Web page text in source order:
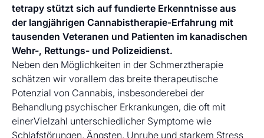
tetrapy stützt sich auf fundierte Erkenntnisse aus
der langjährigen Cannabistherapie-Erfahrung mit
tausenden Veteranen und Patienten im kanadischen
Wehr-, Rettungs- und Polizeidienst.
Neben den Möglichkeiten in der Schmerztherapie
schätzen wir vorallem das breite therapeutische
Potenzial von Cannabis, insbesonderebei der
Behandlung psychischer Erkrankungen, die oft mit
einerVielzahl unterschiedlicher Symptome wie
Schlafstörungen, Ängsten, Unruhe und starkem Stress